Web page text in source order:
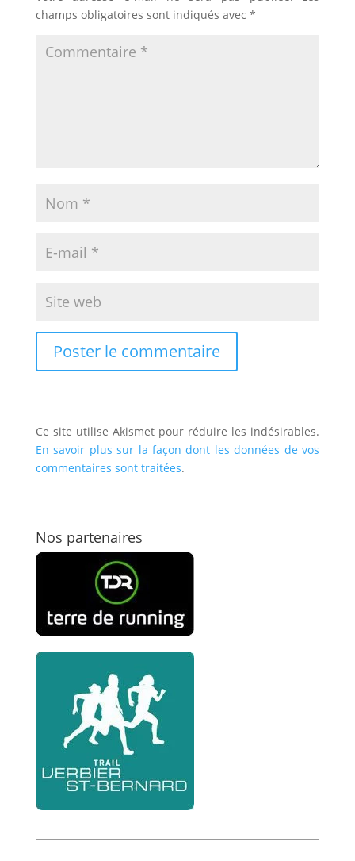
champs obligatoires sont indiqués avec *
Ce site utilise Akismet pour réduire les indésirables.
En savoir plus sur la façon dont les données de vos
commentaires sont traitées.
Nos partenaires